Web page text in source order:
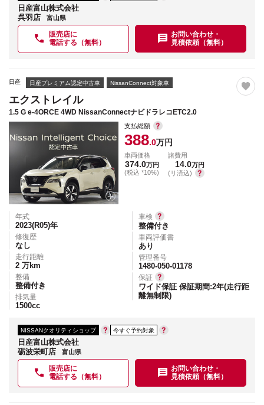
日産富山株式会社
呉羽店
富山県
販売店に
電話する（無料）
お問い合わせ・
見積依頼（無料）
日産 日産プレミアム認定中古車 NissanConnect対象車
エクストレイル
1.5 G e-4ORCE 4WD NissanConnectナビドラレコETC2.0
支払総額
388.0万円
車両価格
374.0万円
(税込 *10%)
諸費用
14.0万円
(リ済込)
年式
2023(R05)年
修復歴
なし
走行距離
2 万km
整備
整備付き
排気量
1500cc
車検
整備付き
車両評価書
あり
管理番号
1480-050-01178
保証
ワイド保証 保証期間:2年(走行距
離無制限)
NISSANクオリティショップ 今すぐ予約対象
日産富山株式会社
砺波栄町店
富山県
販売店に
電話する（無料）
お問い合わせ・
見積依頼（無料）